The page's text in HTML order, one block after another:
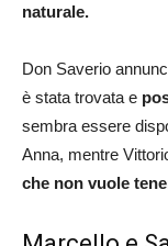
naturale.
Don Saverio
è stata trovata e
sembra essere
Anna, mentre
che non vuole